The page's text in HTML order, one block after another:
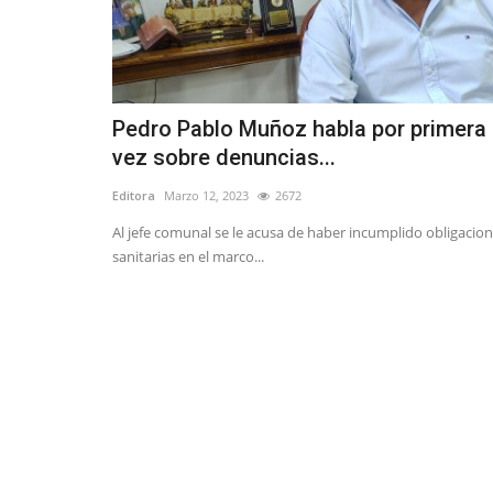
Pedro Pablo Muñoz habla por primera
vez sobre denuncias...
Editora Marzo 12, 2023 2672
Al jefe comunal se le acusa de haber incumplido
sanitarias en el marco...